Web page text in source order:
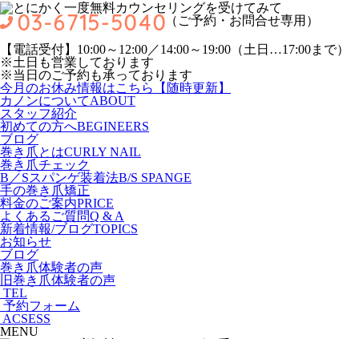
（ご予約・お問合せ専用）
【電話受付】10:00～12:00／14:00～19:00（土日…17:00まで）
※土日も営業しております
※当日のご予約も承っております
今月のお休み情報はこちら【随時更新】
カノンについてABOUT
スタッフ紹介
初めての方へBEGINEERS
ブログ
巻き爪とはCURLY NAIL
巻き爪チェック
B／Sスパンゲ装着法B/S SPANGE
手の巻き爪矯正
料金のご案内PRICE
よくあるご質問Q & A
新着情報/ブログTOPICS
お知らせ
ブログ
巻き爪体験者の声
旧巻き爪体験者の声
TEL
予約フォーム
ACSESS
MENU